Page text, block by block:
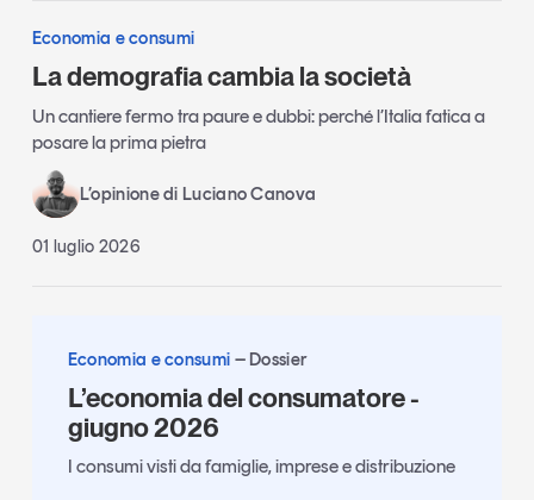
Economia e consumi
La demografia cambia la società
Un cantiere fermo tra paure e dubbi: perché l’Italia fatica a
posare la prima pietra
L’opinione di Luciano Canova
01 luglio 2026
Economia e consumi Dossier
L’economia del consumatore -
giugno 2026
I consumi visti da famiglie, imprese e distribuzione